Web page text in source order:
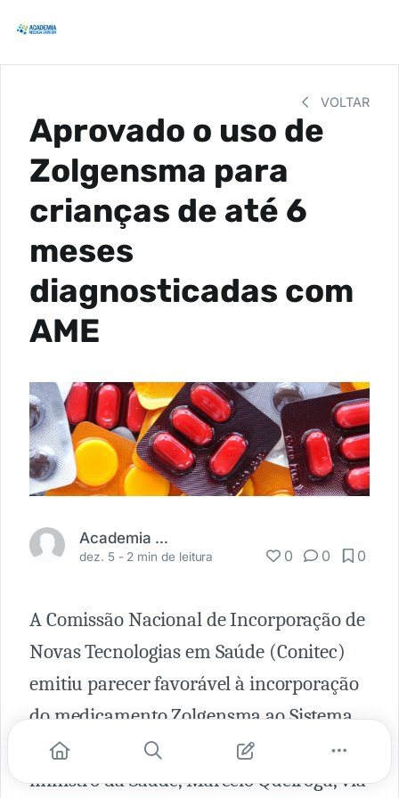
VOLTAR
Aprovado o uso de
Zolgensma para
crianças de até 6
meses
diagnosticadas com
AME
Academia Médica
dez. 5 - 2 min de leitura 0 0 0
A Comissão Nacional de Incorporação de
Novas Tecnologias em Saúde (Conitec)
emitiu parecer favorável à incorporação
do medicamento Zolgensma ao Sistema
Único de Saúde (SUS). A informação é do
ministro da Saúde, Marcelo Queiroga, via